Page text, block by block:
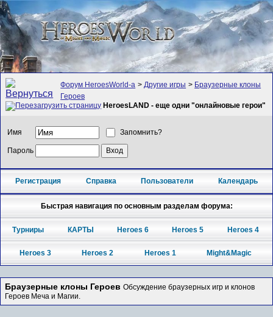
Форум HeroesWorld-а >Другие игры > Браузерные клоны
Героев
HeroesLAND - еще одни "онлайновые герои"
Имя Запомнить?
Пароль
Регистрация Справка Пользователи Календарь
Быстрая навигация по основным разделам форума:
Турниры КАРТЫ Heroes 6 Heroes 5 Heroes 4
Heroes 3 Heroes 2 Heroes 1 Might&Magic
Браузерные клоны Героев Обсуждение браузерных игр и клонов
Героев Меча и Магии.